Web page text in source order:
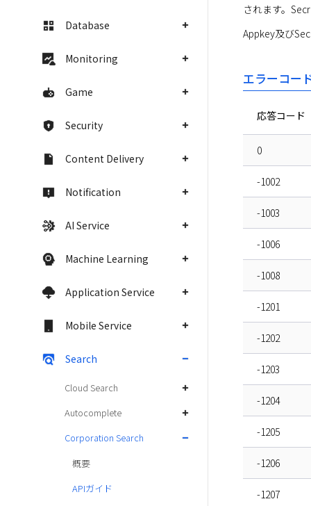
Database
Monitoring
Game
Security
Content Delivery
Notification
AI Service
Machine Learning
Application Service
Mobile Service
Search
Cloud Search
Autocomplete
Corporation Search
概要
APIガイド
されます。
Appkey及び
エラーコー
応答コード
0
-1002
-1003
-1006
-1008
-1201
-1202
-1203
-1204
-1205
-1206
-1207